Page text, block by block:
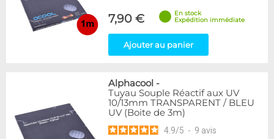
7,90 €
En stock
Expédition immédiate
Ajouter au panier
Alphacool -
Tuyau Souple Réactif aux UV
10/13mm TRANSPARENT / BLEU
UV (Boite de 3m)
4.9/5 - 9 avis